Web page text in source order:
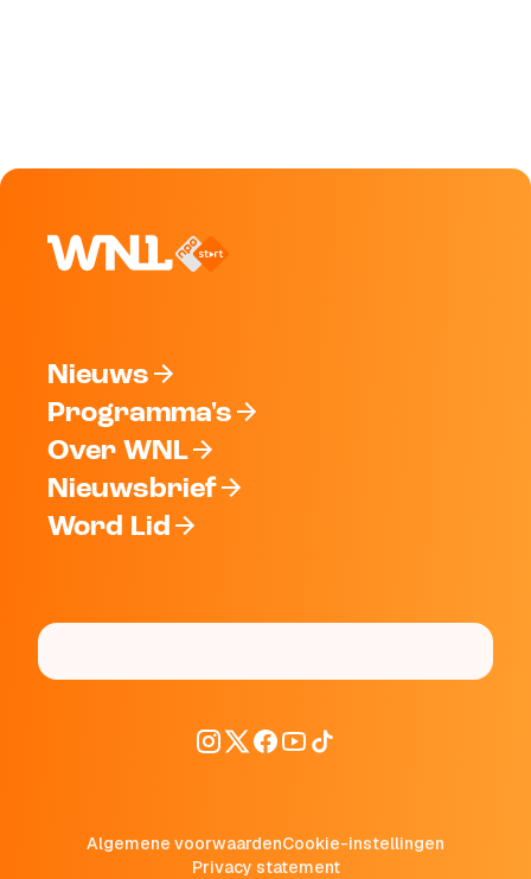
Nieuws
Programma's
Over WNL
Nieuwsbrief
Word Lid
Algemene voorwaardenCookie-instellingen
Privacy statement